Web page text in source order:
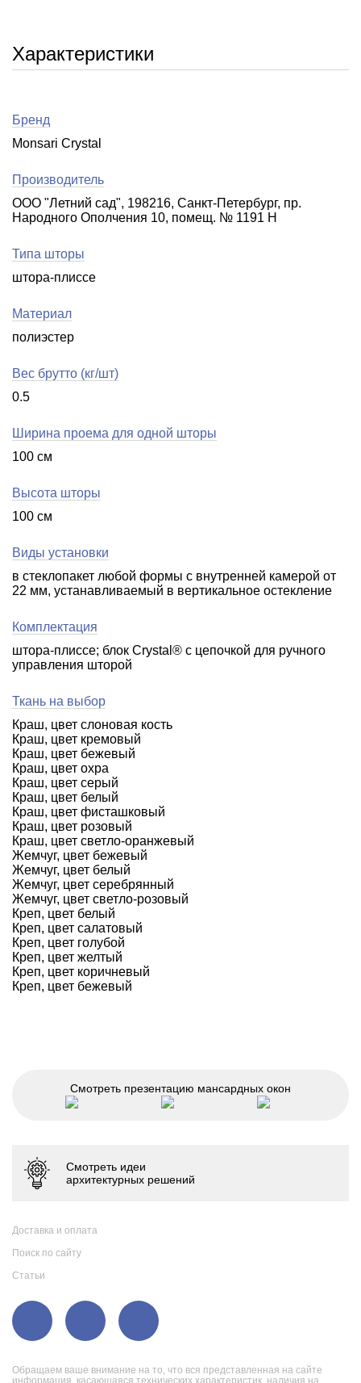
Характеристики
Бренд
Monsari Crystal
Производитель
ООО "Летний сад", 198216, Санкт-Петербург, пр.
Народного Ополчения 10, помещ. № 1191 Н
Типа шторы
штора-плиссе
Материал
полиэстер
Вес брутто (кг/шт)
0.5
Ширина проема для одной шторы
100 см
Высота шторы
100 см
Виды установки
в стеклопакет любой формы с внутренней камерой от
22 мм, устанавливаемый в вертикальное остекление
Комплектация
штора-плиссе; блок Crystal® c цепочкой для ручного
управления шторой
Ткань на выбор
Краш, цвет слоновая кость
Краш, цвет кремовый
Краш, цвет бежевый
Краш, цвет охра
Краш, цвет серый
Краш, цвет белый
Краш, цвет фисташковый
Краш, цвет розовый
Краш, цвет светло-оранжевый
Жемчуг, цвет бежевый
Жемчуг, цвет белый
Жемчуг, цвет серебрянный
Жемчуг, цвет светло-розовый
Креп, цвет белый
Креп, цвет салатовый
Креп, цвет голубой
Креп, цвет желтый
Креп, цвет коричневый
Креп, цвет бежевый
Смотреть презентацию мансардных окон
Обращаем ваше внимание на то, что вся представленная на сайте
Доставка и оплата
Поиск по сайту
Статьи